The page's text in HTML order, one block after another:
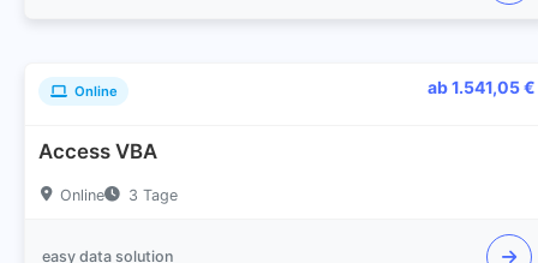
Online ab 1.541,05 €
Access VBA
Online 3 Tage
easy data solution